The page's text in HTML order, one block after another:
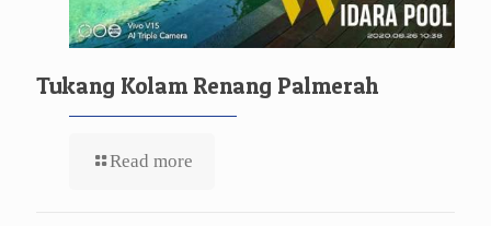
Tukang Kolam Renang Palmerah
Read more